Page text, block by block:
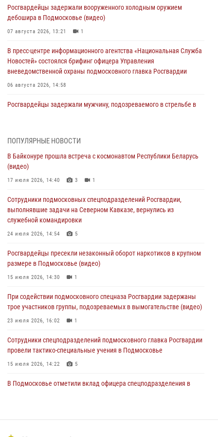
Росгвардейцы задержали вооруженного холодным оружием
дебошира в Подмосковье (видео)
07 августа 2026, 13:21 1
В пресс-центре информационного агентства «Национальная Служба
Новостей» состоялся брифинг офицера Управления
вневедомственной охраны подмосковного главка Росгвардии
06 августа 2026, 14:58
Росгвардейцы задержали мужчину, подозреваемого в стрельбе в
Подмосковье
05 августа 2026, 15:52
подозреваемые в организации незаконной миграции и
изготовлении поддельных документов (видео)
05 августа 2026, 15:48
отработали навыки огневой подготовки на комплексных учениях
04 августа 2026, 12:21 4
сигналам «Тревога» с охраняемых объектов в Подмосковье
04 августа 2026, 12:15
ПОПУЛЯРНЫЕ НОВОСТИ
В Байконуре прошла встреча с космонавтом Республики Беларусь
(видео)
17 июля 2026, 14:40 3 1
Сотрудники подмосковных спецподразделений Росгвардии,
выполнявшие задачи на Северном Кавказе, вернулись из
служебной командировки
24 июля 2026, 14:54 5
Росгвардейцы пресекли незаконный оборот наркотиков в крупном
размере в Подмосковье (видео)
15 июля 2026, 14:30 1
При содействии подмосковного спецназа Росгвардии задержаны
трое участников группы, подозреваемых в вымогательстве (видео)
23 июля 2026, 16:02 1
Сотрудники спецподразделений подмосковного главка Росгвардии
провели тактико-специальные учения в Подмосковье
15 июля 2026, 14:22 5
В Подмосковье отметили вклад офицера спецподразделения в